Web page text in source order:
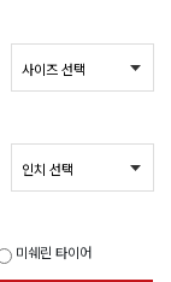
미쉐린 타이어